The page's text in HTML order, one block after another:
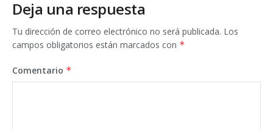
Deja una respuesta
Tu dirección de correo electrónico no será publicada. Los
campos obligatorios están marcados con *
Comentario *